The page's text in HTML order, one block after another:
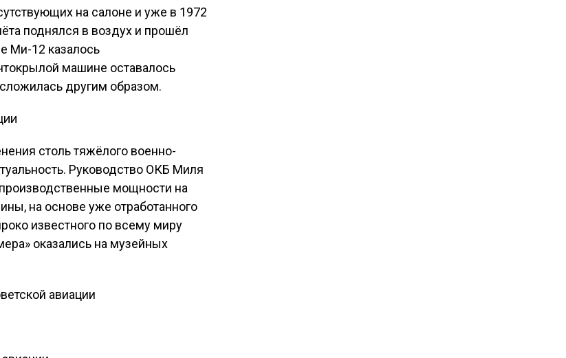
на салоне и уже в 1972
поднялся в воздух и прошёл
Ми-12 казалось
машине оставалось
другим образом.
столь тяжёлого военно-
Руководство ОКБ Миля
мощности на
на основе уже отработанного
известного по всему миру
оказались на музейных